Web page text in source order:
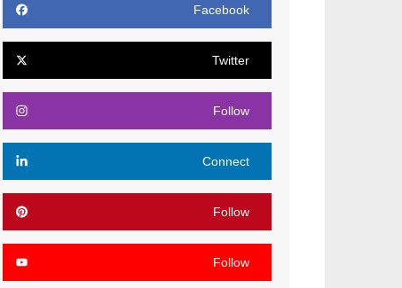
Facebook
Twitter
Follow
Connect
Follow
Follow